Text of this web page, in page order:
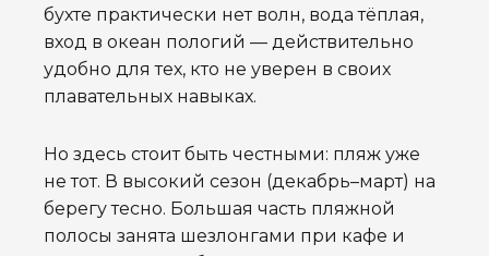
бухте практически нет волн, вода тёплая,
вход в океан пологий — действительно
удобно для тех, кто не уверен в своих
плавательных навыках.
Но здесь стоит быть честными: пляж уже
не тот. В высокий сезон (декабрь–март) на
берегу тесно. Большая часть пляжной
полосы занята шезлонгами при кафе и